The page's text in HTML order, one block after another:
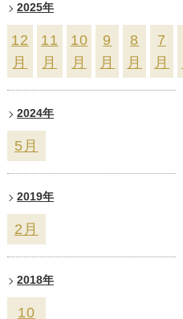
2025年
12
月
11
月
10
月
9
月
8
月
7
月
2024年
5 月
2019年
2 月
2018年
10